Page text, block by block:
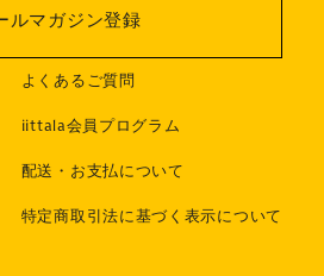
ルマガジン登録
よくあるご質問
iittala会員プログラム
配送・お支払について
特定商取引法に基づく表示について